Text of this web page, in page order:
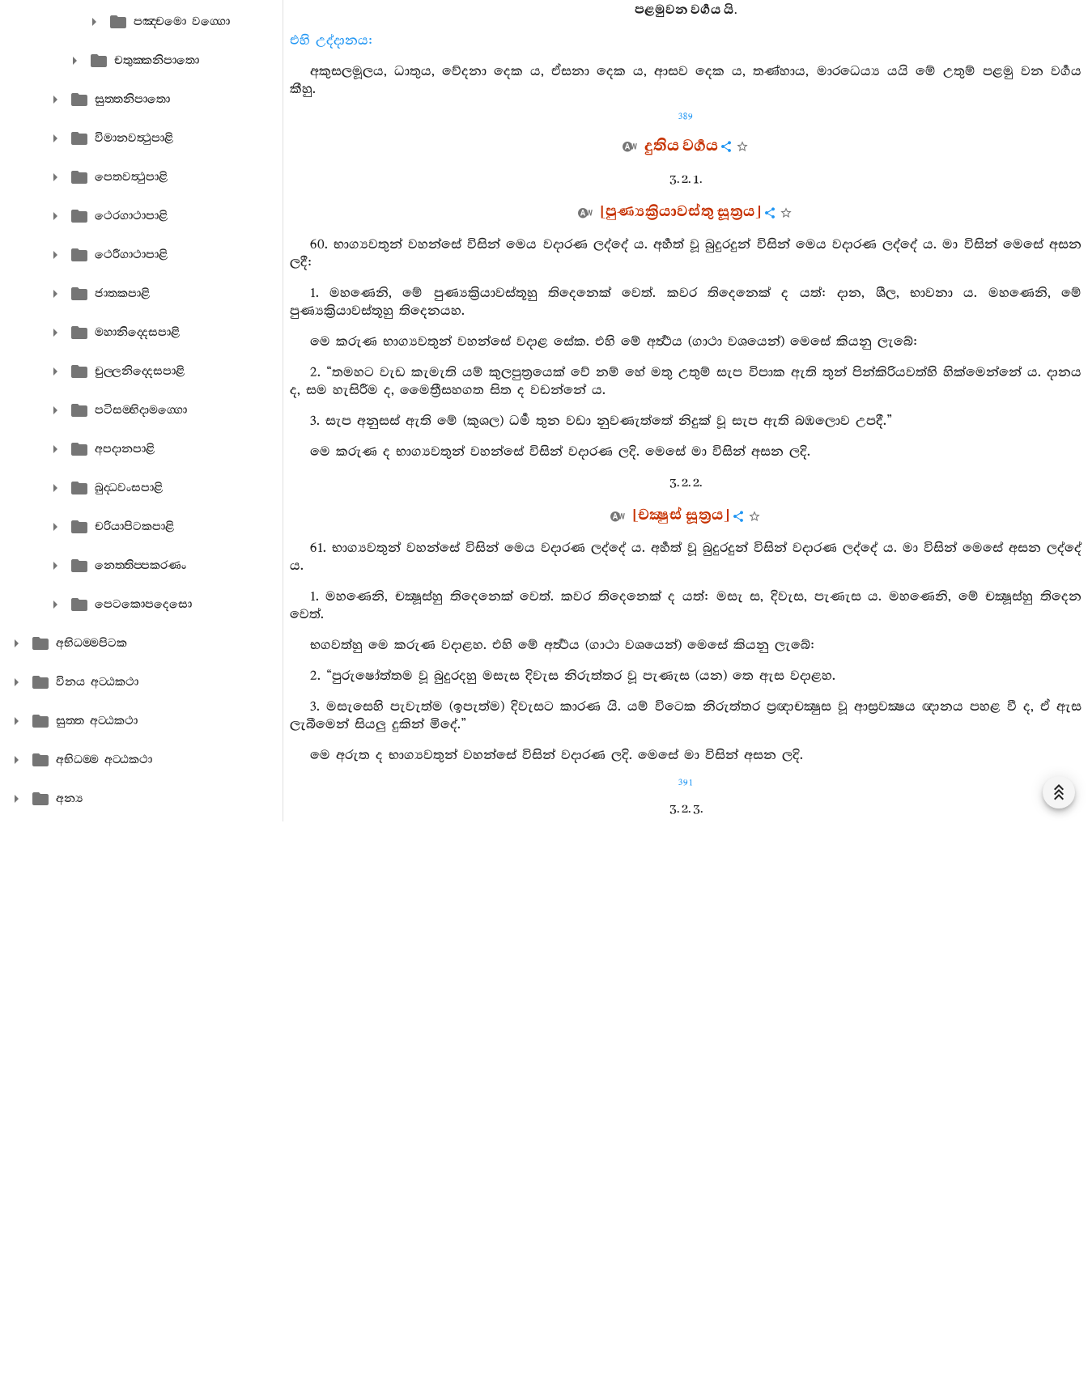
පඤ‍්චමො වග‍්ගො
චතුක‍්කනිපාතො
සුත‍්තනිපාතො
විමානවත්‍ථුපාළි
පෙතවත්‍ථුපාළි
ථෙරගාථාපාළි
ථෙරීගාථාපාළි
ජාතකපාළි
මහානිද‍්දෙසපාළි
චුල‍්ලනිද‍්දෙසපාළි
පටිසම‍්භිදාමග‍්ගො
අපදානපාළි
බුද‍්ධවංසපාළි
චරියාපිටකපාළි
නෙත‍්තිප‍්පකරණං
පෙටකොපදෙසො
අභිධම‍්මපිටක
විනය අට‍්ඨකථා
සුත‍්ත අට‍්ඨකථා
අභිධම‍්ම අට‍්ඨකථා
අන්‍ය
පළමුවන වර්‍ගය යි.
එහි උද්දානය:
අකුසලමූලය, ධාතුය, වේදනා දෙක ය, ඒසනා දෙක ය, ආසව දෙක ය, තණ්හාය, මාරධෙය්‍ය යයි මේ උතුම් පළමු වන වර්‍ගය
කීහු.
389
දුතිය වර්‍ගය
3. 2. 1.
[පුණ්‍යක්‍රියාවස්තු සූත්‍රය]
60. භාග්‍යවතුන් වහන්සේ විසින් මෙය වදාරණ ලද්දේ ය. අර්‍හත් වූ බුදුරදුන් විසින් මෙය වදාරණ ලද්දේ ය. මා විසින් මෙසේ අසන
ලදී:
1. මහණෙනි, මේ පුණ්‍යක්‍රියාවස්තූහු තිදෙනෙක් වෙත්. කවර තිදෙනෙක් ද යත්: දාන, ශීල, භාවනා ය. මහණෙනි, මේ
පුණ්‍යක්‍රියාවස්තූහු තිදෙනයහ.
මෙ කරුණ භාග්‍යවතුන් වහන්සේ වදාළ සේක. එහි මේ අර්‍ත්‍ථය (ගාථා වශයෙන්) මෙසේ කියනු ලැබේ:
2. “තමහට වැඩ කැමැති යම් කුලපුත්‍රයෙක් වේ නම් හේ මතු උතුම් සැප විපාක ඇති තුන් පින්කිරියවත්හි හික්මෙන්නේ ය. දානය
ද, සම හැසිරීම ද, මෛත්‍රීසහගත සිත ද වඩන්නේ ය.
3. සැප අනුසස් ඇති මේ (කුශල) ධර්‍ම තුන වඩා නුවණැත්තේ නිදුක් වූ සැප ඇති බඹලොව උපදී.”
මෙ කරුණ ද භාග්‍යවතුන් වහන්සේ විසින් වදාරණ ලදි. මෙසේ මා විසින් අසන ලදි.
3. 2. 2.
[චක්‍ෂුස් සූත්‍රය]
61. භාග්‍යවතුන් වහන්සේ විසින් මෙය වදාරණ ලද්දේ ය. අර්‍හත් වූ බුදුරදුන් විසින් වදාරණ ලද්දේ ය. මා විසින් මෙසේ අසන ලද්දේ
ය.
1. මහණෙනි, චක්‍ෂූස්හු තිදෙනෙක් වෙත්. කවර තිදෙනෙක් ද යත්: මසැ ස, දිවැස, පැණැස ය. මහණෙනි, මේ චක්‍ෂූස්හු තිදෙන
වෙත්.
භගවත්හු මෙ කරුණ වදාළහ. එහි මේ අර්‍ත්‍ථය (ගාථා වශයෙන්) මෙසේ කියනු ලැබේ:
2. “පුරුෂෝත්තම වූ බුදුරදහු මසැස දිවැස නිරුත්තර වූ පැණැස (යන) තෙ ඇස වදාළහ.
3. මසැසෙහි පැවැත්ම (ඉපැත්ම) දිවැසට කාරණ යි. යම් විටෙක නිරුත්තර ප්‍රඥාචක්‍ෂුස වූ ආස්‍රවක්‍ෂය ඥානය පහළ වී ද, ඒ ඇස
ලැබීමෙන් සියලු දුකින් මිදේ.”
මෙ අරුත ද භාග්‍යවතුන් වහන්සේ විසින් වදාරණ ලදි. මෙසේ මා විසින් අසන ලදි.
391
3. 2. 3.